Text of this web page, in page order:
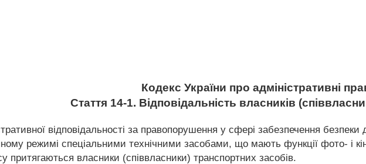
Кодекс України про адміністративні
Стаття 14-1. Відповідальність власників
відповідальності за правопорушення у сфері забезпечення
режимі спеціальними технічними засобами, що мають функції фото- і
притягаються власники (співвласники) транспортних засобів.